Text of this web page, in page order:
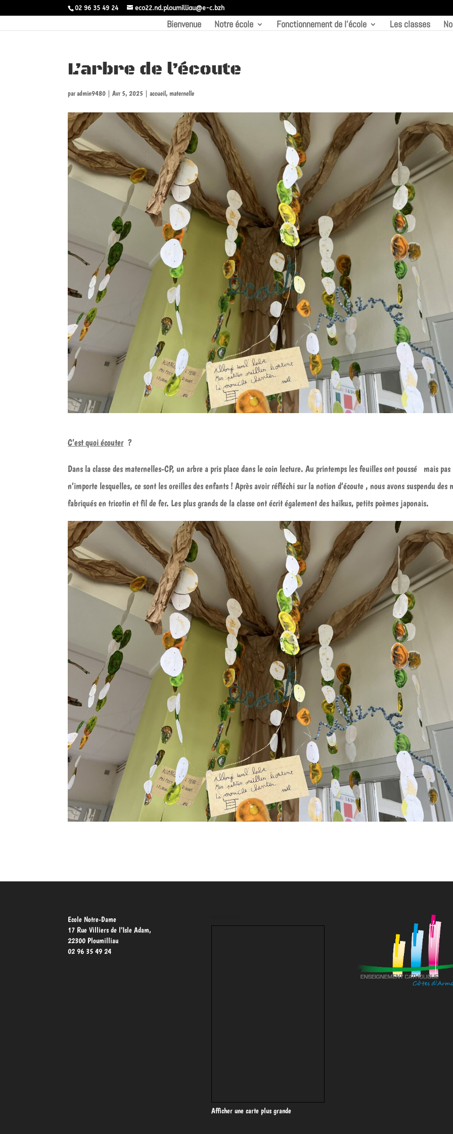
02 96 35 49 24 eco22.nd.ploumilliau@e-c.bzh
Bienvenue Notre école Fonctionnement de l’école Les classes
L’arbre de l’écoute
paradmin9480 |Avr 5, 2025 |accueil, maternelle
C’est quoi écouter?
Dans la classe des maternelles-CP, un arbre a pris place dans le coin lecture. Au printemps les feuilles ont poussé mais pas
n’importe lesquelles, ce sont les oreilles des enfants ! Après avoir réfléchi sur la notion d’écoute , nous avons suspendu des
fabriqués en tricotin et fil de fer. Les plus grands de la classe ont écrit également des haïkus, petits poèmes japonais.
Ecole Notre-Dame
17 Rue Villiers de l’Isle Adam,
22300 Ploumilliau
02 96 35 49 24
Afficher une carte plus grande